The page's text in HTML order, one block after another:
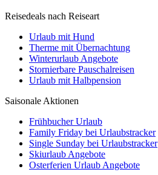
Reisedeals nach Reiseart
Urlaub mit Hund
Therme mit Übernachtung
Winterurlaub Angebote
Stornierbare Pauschalreisen
Urlaub mit Halbpension
Saisonale Aktionen
Frühbucher Urlaub
Family Friday bei Urlaubstracker
Single Sunday bei Urlaubstracker
Skiurlaub Angebote
Osterferien Urlaub Angebote